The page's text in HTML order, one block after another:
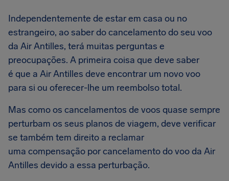
Independentemente de estar em casa ou no
estrangeiro, ao saber do cancelamento do seu voo
da Air Antilles, terá muitas perguntas e
preocupações. A primeira coisa que deve saber
é que a Air Antilles deve encontrar um novo voo
para si ou oferecer-lhe um reembolso total.
Mas como os cancelamentos de voos quase sempre
perturbam os seus planos de viagem, deve verificar
se também tem direito a reclamar
uma compensação por cancelamento do voo da Air
Antilles devido a essa perturbação.